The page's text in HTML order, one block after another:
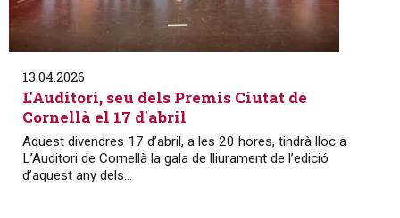
13.04.2026
L'Auditori, seu dels Premis Ciutat de
Cornellà el 17 d'abril
Aquest divendres 17 d’abril, a les 20 hores, tindrà lloc a
L’Auditori de Cornellà la gala de lliurament de l’edició
d’aquest any dels...